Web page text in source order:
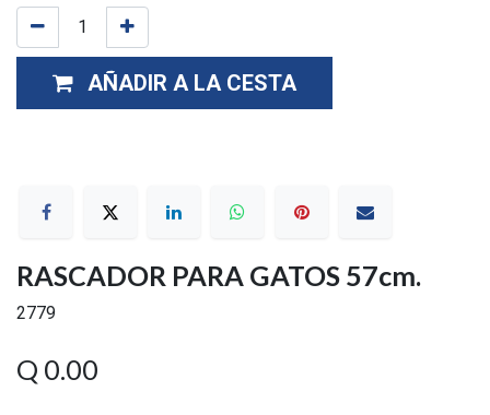
AÑADIR A LA CESTA
RASCADOR PARA GATOS 57cm.
2779
Q 0.00